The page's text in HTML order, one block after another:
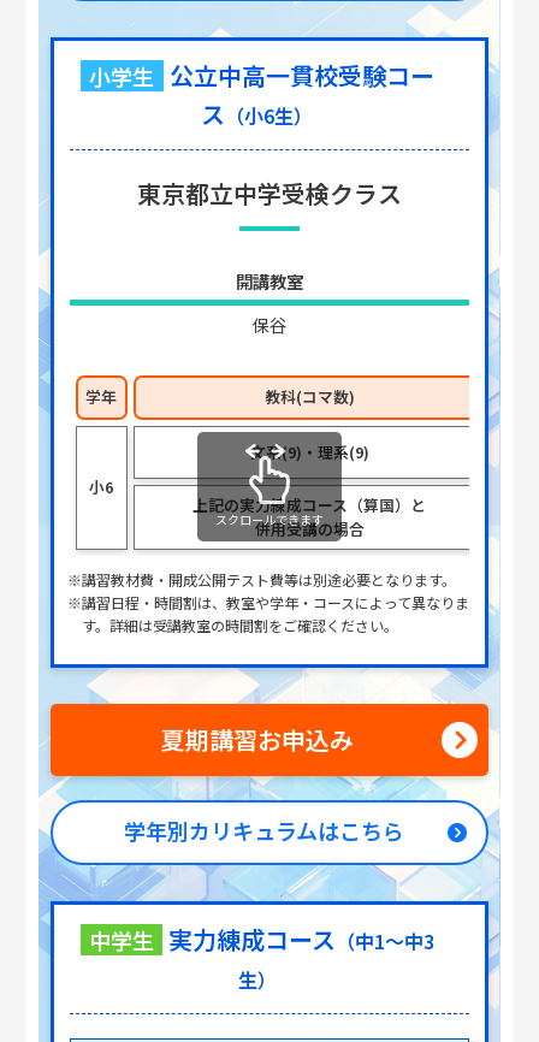
小学生 公立中高一貫校受験コー
ス （小6生）
東京都立中学受検クラス
開講教室
保谷
学年 教科(コマ数)
小6
文系(9)・理系(9)
上記の実力練成コース（算国）と
併用受講の場合
スクロールできます
※講習教材費・開成公開テスト費等は別途必要となります。
※講習日程・時間割は、教室や学年・コースによって異なりま
す。詳細は受講教室の時間割をご確認ください。
夏期講習お申込み
学年別カリキュラムはこちら
中学生 実力練成コース （中1～中3
生）